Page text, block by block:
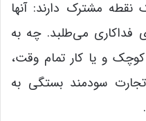
مشترک دارند: آنها
فداکاری می‌طلبد. چه به
و یا کار تمام وقت،
سودمند بستگی به